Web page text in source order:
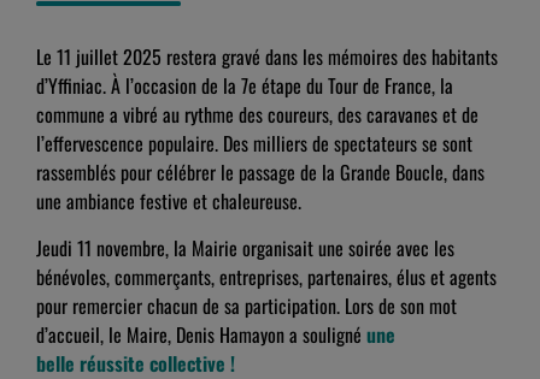
Le 11 juillet 2025 restera gravé dans les mémoires des habitants
d’Yffiniac. À l’occasion de la 7e étape du Tour de France, la
commune a vibré au rythme des coureurs, des caravanes et de
l’effervescence populaire. Des milliers de spectateurs se sont
rassemblés pour célébrer le passage de la Grande Boucle, dans
une ambiance festive et chaleureuse.
Jeudi 11 novembre, la Mairie organisait une soirée avec les
bénévoles, commerçants, entreprises, partenaires, élus et agents
pour remercier chacun de sa participation. Lors de son mot
d’accueil, le Maire, Denis Hamayon a souligné une
belle réussite collective !